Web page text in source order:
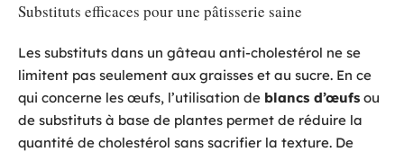
Substituts efficaces pour une pâtisserie saine
Les substituts dans un gâteau anti-cholestérol ne se
limitent pas seulement aux graisses et au sucre. En ce
qui concerne les œufs, l’utilisation de blancs d’œufs ou
de substituts à base de plantes permet de réduire la
quantité de cholestérol sans sacrifier la texture. De